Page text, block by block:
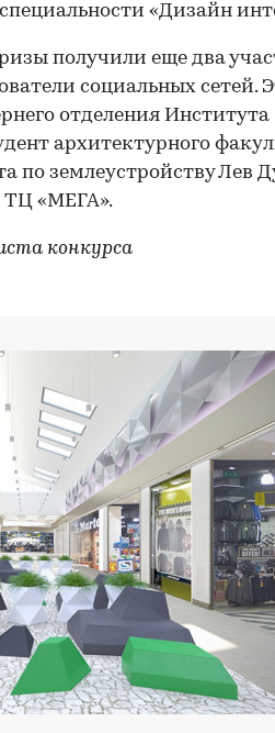
«Дизайн
получили еще два
социальных сетей.
отделения Института
архитектурного
по землеустройству Лев
ТЦ «МЕГА».
конкурса